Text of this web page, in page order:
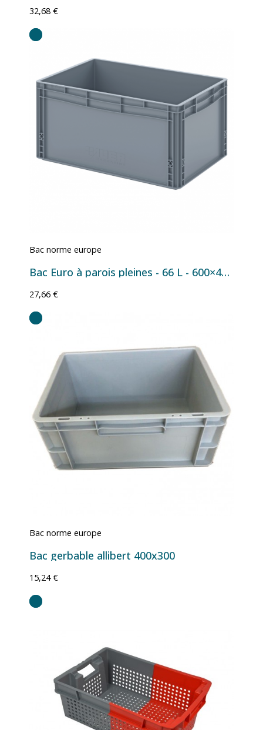
32,68 €
Bac norme europe
Bac Euro à parois pleines - 66 L - 600×400×320 mm
27,66 €
Bac norme europe
Bac gerbable allibert 400x300
15,24 €